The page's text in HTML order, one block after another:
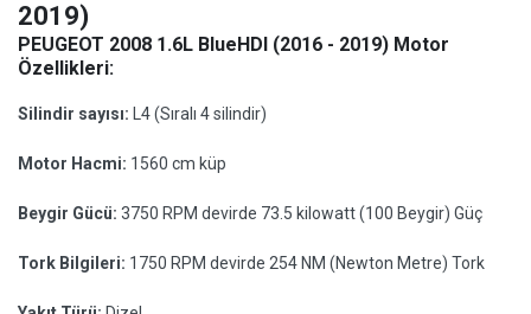
2019)
PEUGEOT 2008 1.6L BlueHDI (2016 - 2019) Motor
Özellikleri:
Silindir sayısı: L4 (Sıralı 4 silindir)
Motor Hacmi: 1560 cm küp
Beygir Gücü: 3750 RPM devirde 73.5 kilowatt (100 Beygir) Güç
Tork Bilgileri: 1750 RPM devirde 254 NM (Newton Metre) Tork